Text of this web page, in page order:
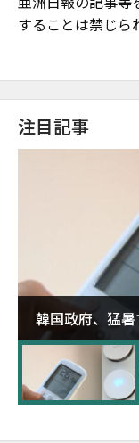
することは禁じら
注目記事
韓国政府、猛
に需給対応体